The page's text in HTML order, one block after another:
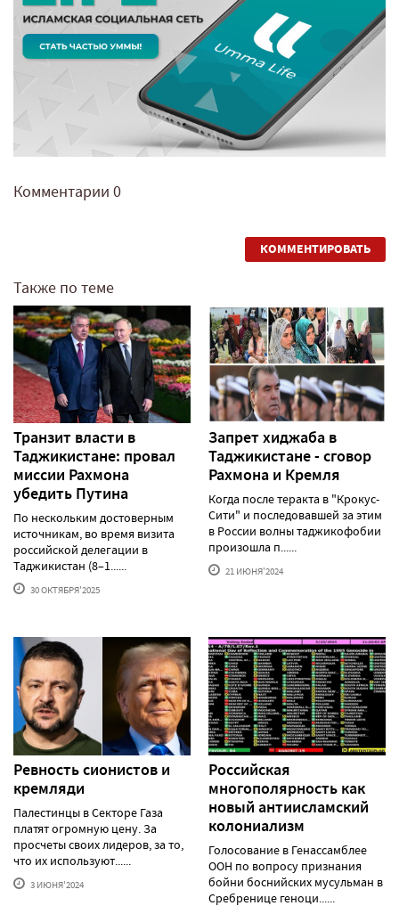
Комментарии 0
КОММЕНТИРОВАТЬ
Также по теме
Транзит власти в
Таджикистане: провал
миссии Рахмона
убедить Путина
По нескольким достоверным
источникам, во время визита
российской делегации в
Таджикистан (8–1......
30 ОКТЯБРЯ'2025
Запрет хиджаба в
Таджикистане - сговор
Рахмона и Кремля
Когда после теракта в "Крокус-
Сити" и последовавшей за этим
в России волны таджикофобии
произошла п......
21 ИЮНЯ'2024
Ревность сионистов и
кремляди
Палестинцы в Секторе Газа
платят огромную цену. За
просчеты своих лидеров, за то,
что их используют......
3 ИЮНЯ'2024
Российская
многополярность как
новый антиисламский
колониализм
Голосование в Генассамблее
ООН по вопросу признания
бойни боснийских мусульман в
Сребренице геноци......